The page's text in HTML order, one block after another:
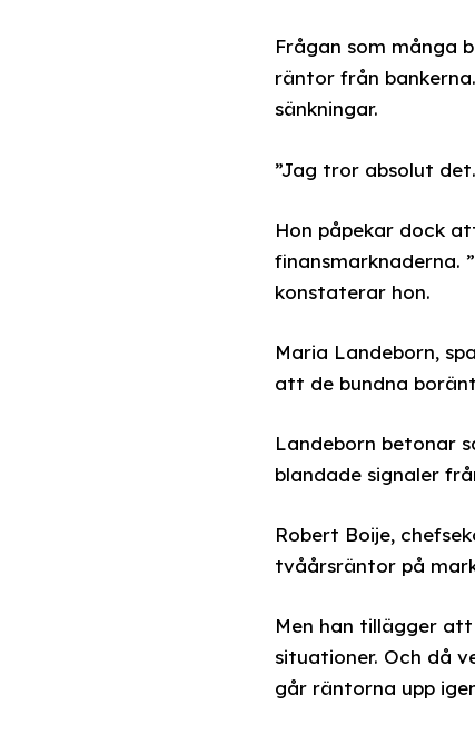
Frågan som många
räntor från
sänkningar.
”Jag tror absolut
Hon påpekar dock
finansmarknaderna.
konstaterar hon.
Maria Landeborn,
att de bundna
Landeborn betonar
blandade signaler
Robert Boije,
tvåårsräntor på
Men han tillägger
situationer. Och då
går räntorna upp